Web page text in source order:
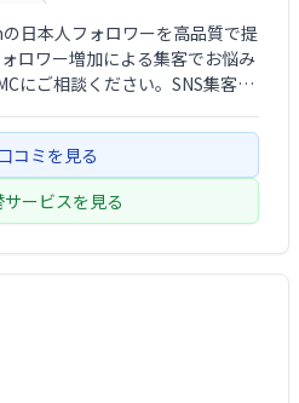
日本人フォロワーを高品質で提
ロワー増加による集客でお悩み
にご相談ください。SNS集客に
コミを見る
ービスを見る